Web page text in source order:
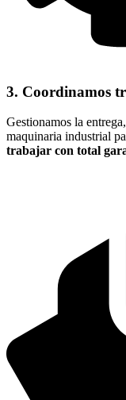
3. Coordinamos
Gestionamos la
maquinaria industrial
trabajar con total